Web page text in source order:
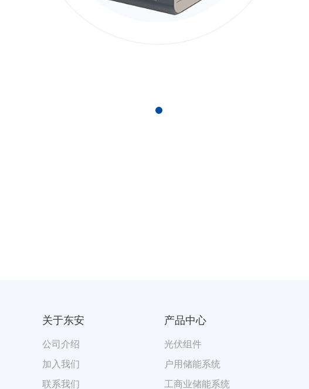
关于东安
公司介绍
加入我们
联系我们
产品中心
光伏组件
户用储能系统
工商业储能系统